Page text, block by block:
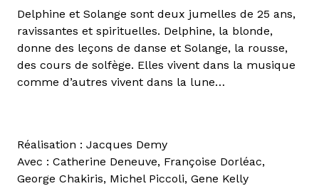
Delphine et Solange sont deux jumelles de 25 ans,
ravissantes et spirituelles. Delphine, la blonde,
donne des leçons de danse et Solange, la rousse,
des cours de solfège. Elles vivent dans la musique
comme d’autres vivent dans la lune…
Réalisation : Jacques Demy
Avec : Catherine Deneuve, Françoise Dorléac,
George Chakiris, Michel Piccoli, Gene Kelly